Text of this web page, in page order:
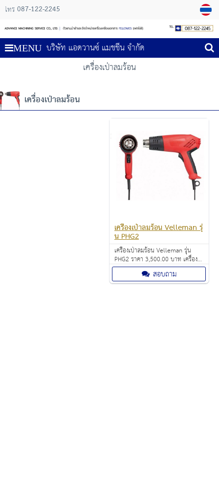
โทร 087-122-2245
MENU บริษัท แอดวานซ์ แมชชีน จำกัด
เครื่องเป่าลมร้อน
เครื่องเป่าลมร้อน
เครื่องเป่าลมร้อน Velleman รุ่
น PHG2
เครื่องเป่าลมร้อน Velleman รุ่น
PHG2 ราคา 3,500.00 บาท เครื่อง
เป่าลมร้อน สวิทช์ 2 ระดับ ทำงาน
สะดวกด้วยมือเพียงข้างเดียว
สอบถาม